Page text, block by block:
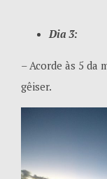
Dia 3:
– Acorde às 5 da
gêiser.